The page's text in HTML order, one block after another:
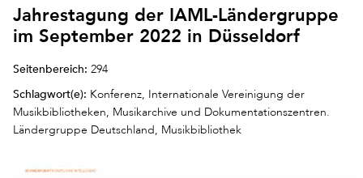
Jahrestagung der IAML-Ländergruppe
im September 2022 in Düsseldorf
Seitenbereich: 294
Schlagwort(e): Konferenz, Internationale Vereinigung der
Musikbibliotheken, Musikarchive und Dokumentationszentren.
Ländergruppe Deutschland, Musikbibliothek